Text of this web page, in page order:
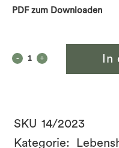
PDF zum Downloaden
SKU 14/2023
Kategorie: